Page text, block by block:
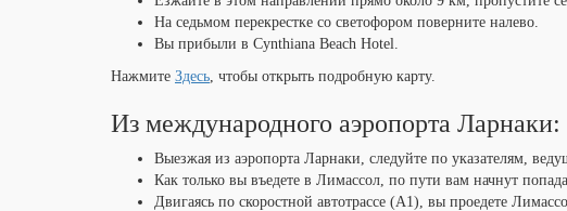
На седьмом перекрестке со светофором поверните налево.
Вы прибыли в Cynthiana Beach Hotel.
Нажмите Здесь, чтобы открыть подробную карту.
Из международного аэропорта Ларнаки:
Выезжая из аэропорта Ларнаки, следуйте по указателям,
Как только вы въедете в Лимассол, по пути вам начнут
Двигаясь по скоростной автотрассе (А1), вы проедете